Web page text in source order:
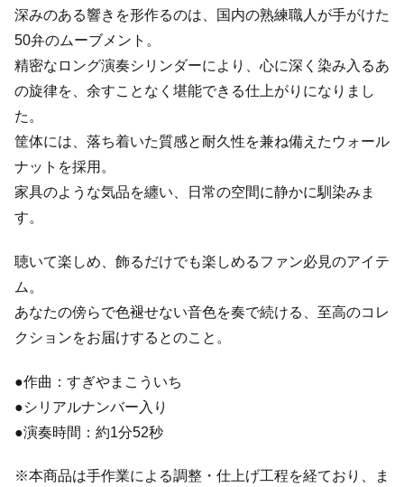
深みのある響きを形作るのは、国内の熟練職人が手がけた
50弁のムーブメント。
精密なロング演奏シリンダーにより、心に深く染み入るあ
の旋律を、余すことなく堪能できる仕上がりになりまし
た。
筐体には、落ち着いた質感と耐久性を兼ね備えたウォール
ナットを採用。
家具のような気品を纏い、日常の空間に静かに馴染みま
す。
聴いて楽しめ、飾るだけでも楽しめるファン必見のアイテ
ム。
あなたの傍らで色褪せない音色を奏で続ける、至高のコレ
クションをお届けするとのこと。
●作曲：すぎやまこういち
●シリアルナンバー入り
●演奏時間：約1分52秒
※本商品は手作業による調整・仕上げ工程を経ており、ま